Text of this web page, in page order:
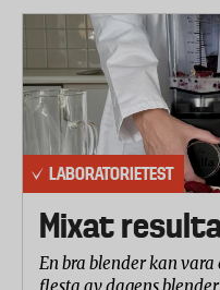
LABORATORIETEST
Mixat
En bra blender kan